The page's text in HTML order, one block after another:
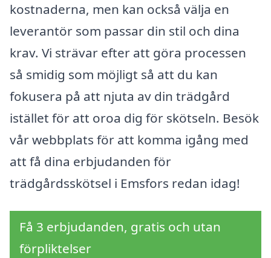
kostnaderna, men kan också välja en
leverantör som passar din stil och dina
krav. Vi strävar efter att göra processen
så smidig som möjligt så att du kan
fokusera på att njuta av din trädgård
istället för att oroa dig för skötseln. Besök
vår webbplats för att komma igång med
att få dina erbjudanden för
trädgårdsskötsel i Emsfors redan idag!
Få 3 erbjudanden, gratis och utan
förpliktelser